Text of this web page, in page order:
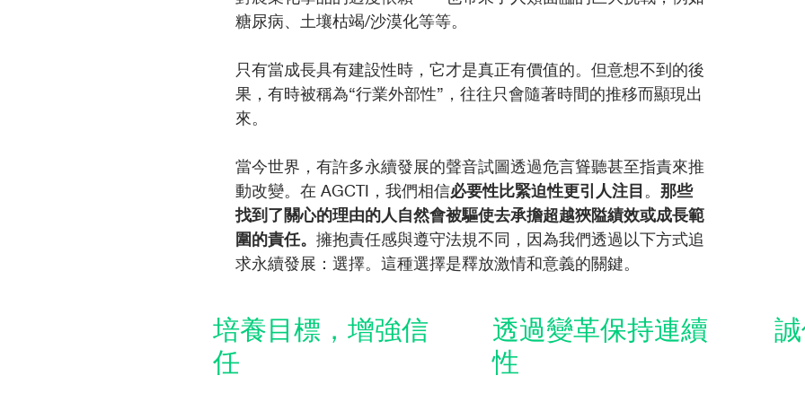
糖尿病、土壤枯竭/沙漠化等等。
只有當成長具有建設性時，它才是真正有價值的。但意想不到的後
果，有時被稱為“行業外部性”，往往只會隨著時間的推移而顯現出
來。
當今世界，有許多永續發展的聲音試圖透過危言聳聽甚至指責來推
動改變。在 AGCTI，我們相信必要性比緊迫性更引人注目 。 那些
找到了關心的理由的人自然會被驅使去承擔超越狹隘績效或成長範
圍的責任。 擁抱責任感與遵守法規不同，因為我們透過以下方式追
求永續發展：選擇。這種選擇是釋放激情和意義的關鍵。
培養目標，增強信
任
透過變革保持連續
性